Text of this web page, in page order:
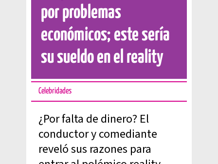
por problemas
económicos; este sería
su sueldo en el reality
Celebridades
¿Por falta de dinero? El
conductor y comediante
reveló sus razones para